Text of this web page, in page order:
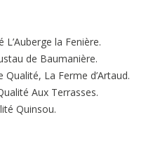
la Fenière.
de Baumanière.
La Ferme d’Artaud.
Aux Terrasses.
Quinsou.